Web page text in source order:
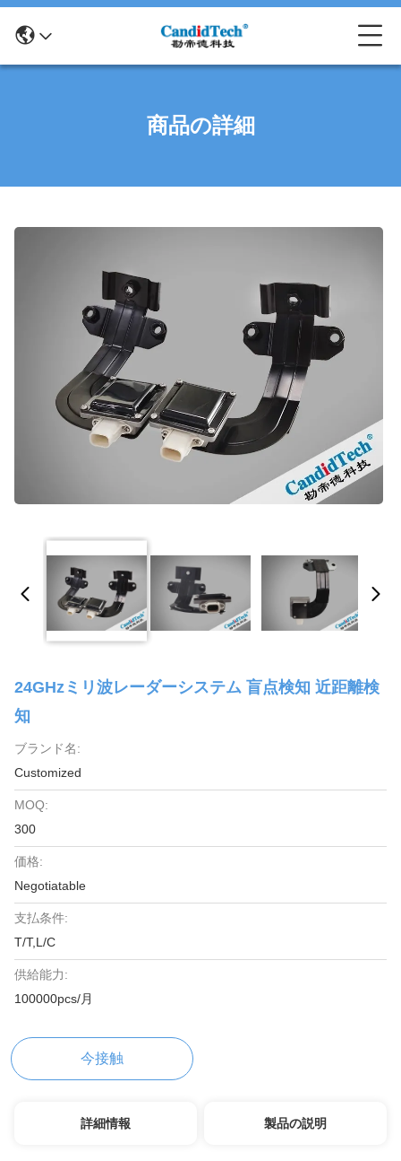
商品の詳細
24GHzミリ波レーダーシステム 盲点検知 近距離検
知
ブランド名:
Customized
MOQ:
300
価格:
Negotiatable
支払条件:
T/T,L/C
供給能力:
100000pcs/月
今接触
詳細情報 製品の説明